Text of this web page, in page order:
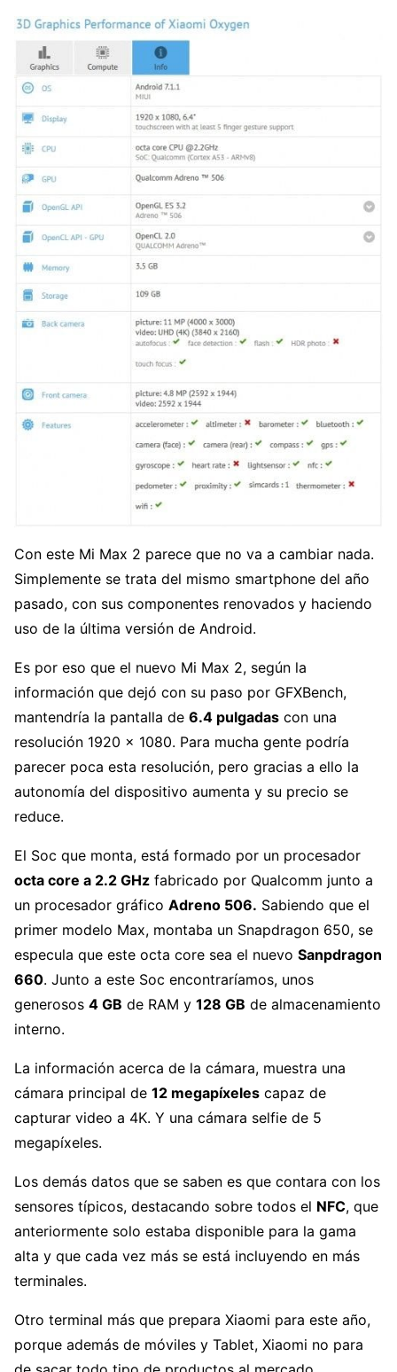
Con este Mi Max 2 parece que no va a cambiar nada.
Simplemente se trata del mismo smartphone del año
pasado, con sus componentes renovados y haciendo
uso de la última versión de Android.
Es por eso que el nuevo Mi Max 2, según la
información que dejó con su paso por GFXBench,
mantendría la pantalla de 6.4 pulgadas con una
resolución 1920 x 1080. Para mucha gente podría
parecer poca esta resolución, pero gracias a ello la
autonomía del dispositivo aumenta y su precio se
reduce.
El Soc que monta, está formado por un procesador
octa core a 2.2 GHz fabricado por Qualcomm junto a
un procesador gráfico Adreno 506. Sabiendo que el
primer modelo Max, montaba un Snapdragon 650, se
especula que este octa core sea el nuevo Sanpdragon
660. Junto a este Soc encontraríamos, unos
generosos 4 GB de RAM y 128 GB de almacenamiento
interno.
La información acerca de la cámara, muestra una
cámara principal de 12 megapíxeles capaz de
capturar video a 4K. Y una cámara selfie de 5
megapíxeles.
Los demás datos que se saben es que contara con los
sensores típicos, destacando sobre todos el NFC, que
anteriormente solo estaba disponible para la gama
alta y que cada vez más se está incluyendo en más
terminales.
Otro terminal más que prepara Xiaomi para este año,
porque además de móviles y Tablet, Xiaomi no para